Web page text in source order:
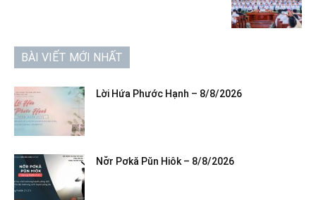
BÀI VIẾT MỚI NHẤT
Lời Hứa Phước Hạnh – 8/8/2026
Nơ̆r Pơkă Pŭn Hiôk – 8/8/2026